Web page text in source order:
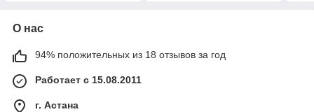
О нас
94% положительных из 18 отзывов за год
Работает с 15.08.2011
г. Астана